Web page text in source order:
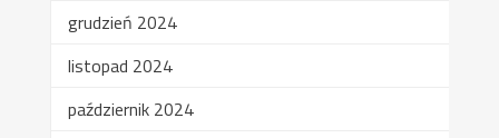
grudzień 2024
listopad 2024
październik 2024